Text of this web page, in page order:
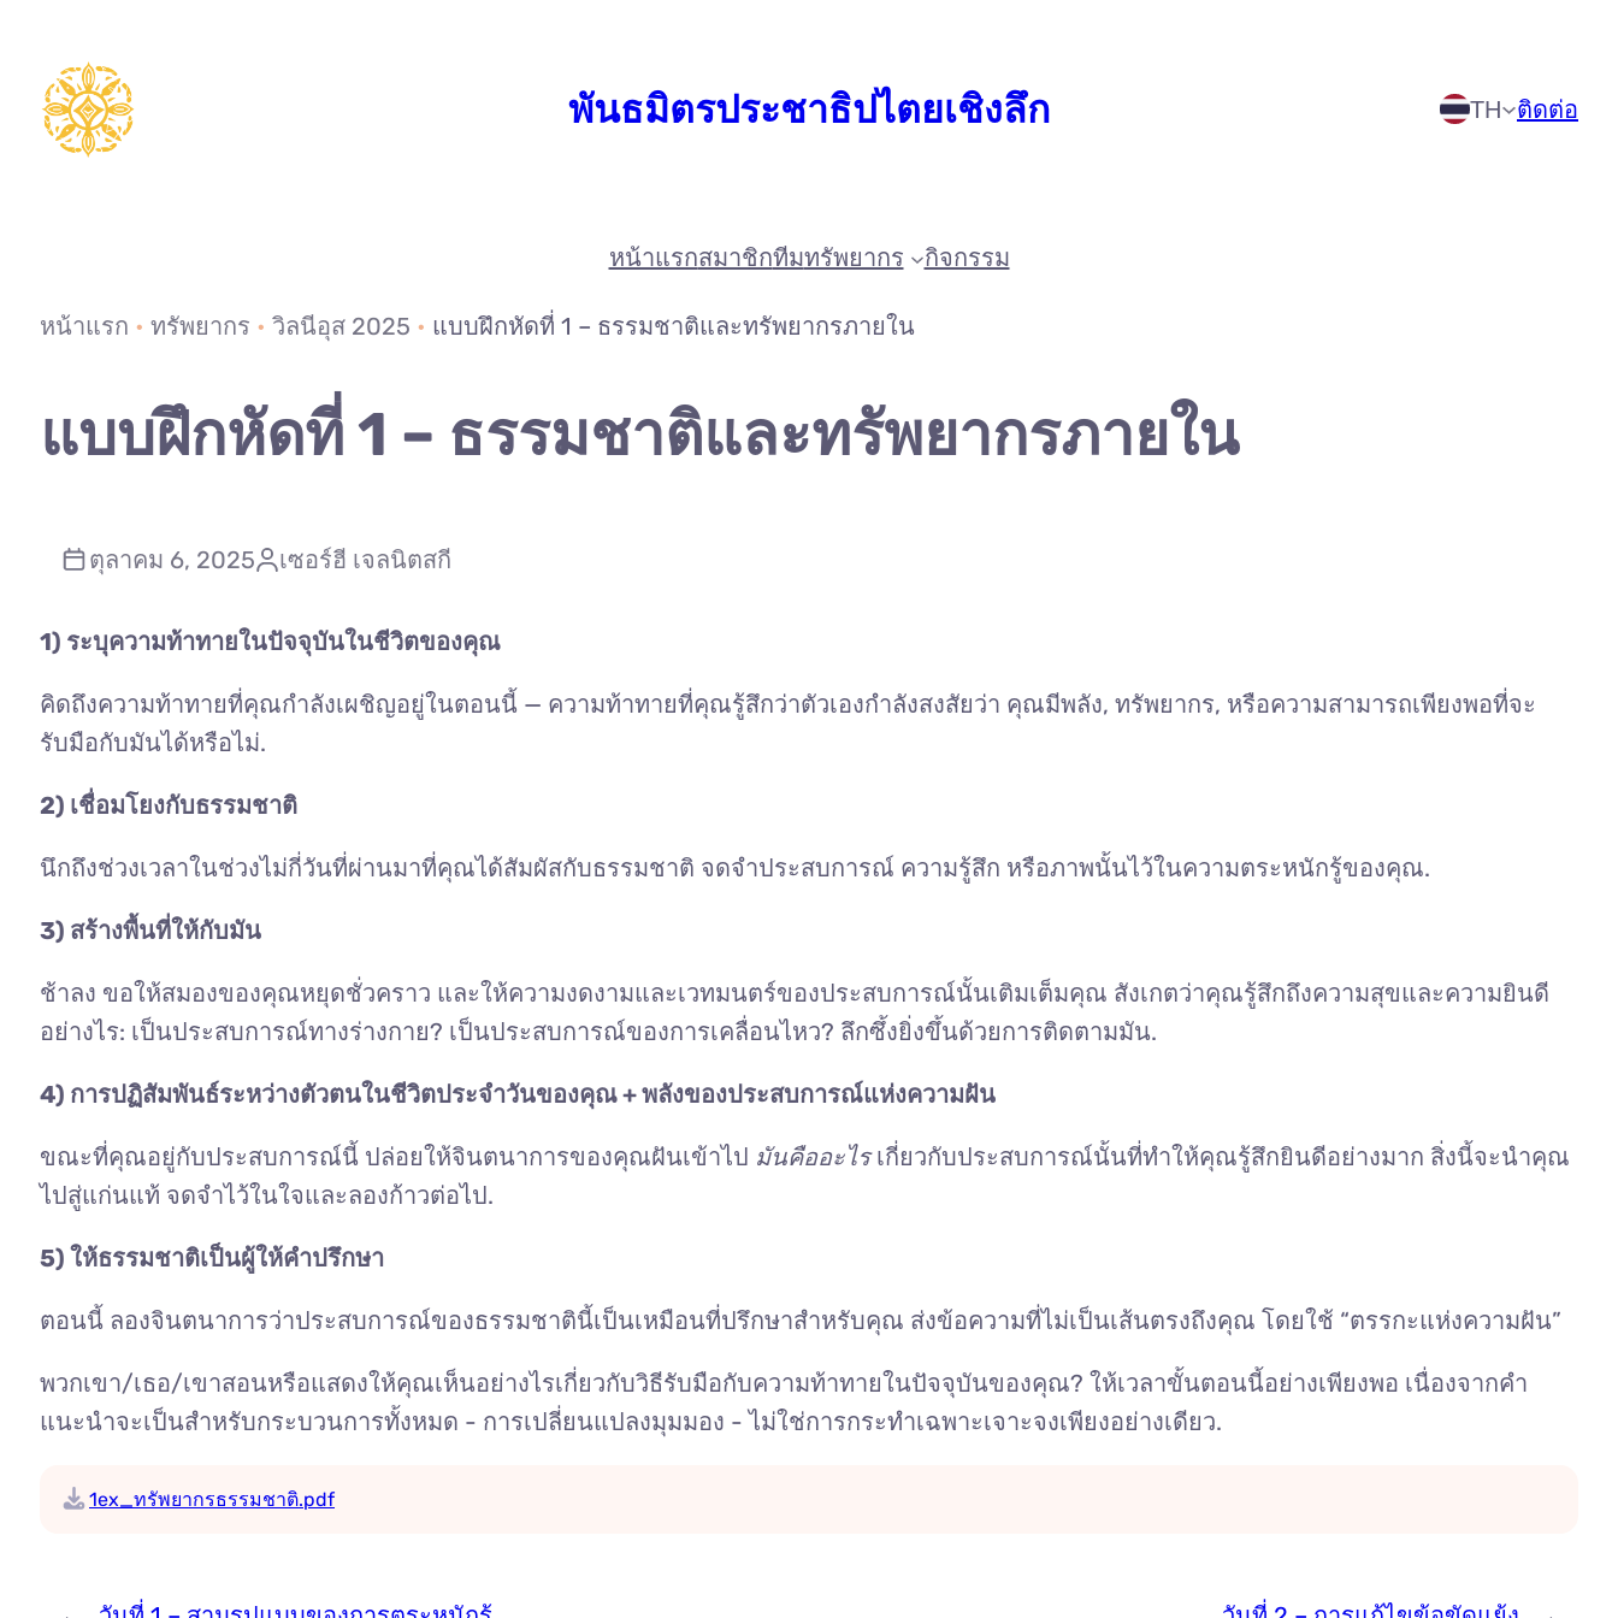
เนื้อหา
พันธมิตรประชาธิปไตยเชิงลึก TH ติดต่อ
หน้าแรกสมาชิกทีมทรัพยากร กิจกรรม
หน้าแรก • ทรัพยากร • วิลนีอุส 2025 • แบบฝึกหัดที่ 1 – ธรรมชาติและทรัพยากรภายใน
แบบฝึกหัดที่ 1 – ธรรมชาติและทรัพยากรภายใน
ตุลาคม 6, 2025 เซอร์ฮี เจลนิตสกี
1) ระบุความท้าทายในปัจจุบันในชีวิตของคุณ
คิดถึงความท้าทายที่คุณกำลังเผชิญอยู่ในตอนนี้ — ความท้าทายที่คุณรู้สึกว่าตัวเองกำลังสงสัยว่า คุณมีพลัง, ทรัพยากร, หรือความสามารถเพียงพอที่จะ
รับมือกับมันได้หรือไม่.
2) เชื่อมโยงกับธรรมชาติ
นึกถึงช่วงเวลาในช่วงไม่กี่วันที่ผ่านมาที่คุณได้สัมผัสกับธรรมชาติ จดจำประสบการณ์ ความรู้สึก หรือภาพนั้นไว้ในความตระหนักรู้ของคุณ.
3) สร้างพื้นที่ให้กับมัน
ช้าลง ขอให้สมองของคุณหยุดชั่วคราว และให้ความงดงามและเวทมนตร์ของประสบการณ์นั้นเติมเต็มคุณ สังเกตว่าคุณรู้สึกถึงความสุขและความยินดี
อย่างไร: เป็นประสบการณ์ทางร่างกาย? เป็นประสบการณ์ของการเคลื่อนไหว? ลึกซึ้งยิ่งขึ้นด้วยการติดตามมัน.
4) การปฏิสัมพันธ์ระหว่างตัวตนในชีวิตประจำวันของคุณ + พลังของประสบการณ์แห่งความฝัน
ขณะที่คุณอยู่กับประสบการณ์นี้ ปล่อยให้จินตนาการของคุณฝันเข้าไป มันคืออะไรเกี่ยวกับประสบการณ์นั้นที่ทำให้คุณรู้สึกยินดีอย่างมาก สิ่งนี้จะนำคุณ
ไปสู่แก่นแท้ จดจำไว้ในใจและลองก้าวต่อไป.
5) ให้ธรรมชาติเป็นผู้ให้คำปรึกษา
ตอนนี้ ลองจินตนาการว่าประสบการณ์ของธรรมชาตินี้เป็นเหมือนที่ปรึกษาสำหรับคุณ ส่งข้อความที่ไม่เป็นเส้นตรงถึงคุณ โดยใช้ “ตรรกะแห่งความฝัน”
พวกเขา/เธอ/เขาสอนหรือแสดงให้คุณเห็นอย่างไรเกี่ยวกับวิธีรับมือกับความท้าทายในปัจจุบันของคุณ? ให้เวลาขั้นตอนนี้อย่างเพียงพอ เนื่องจากคำ
แนะนำจะเป็นสำหรับกระบวนการทั้งหมด - การเปลี่ยนแปลงมุมมอง - ไม่ใช่การกระทำเฉพาะเจาะจงเพียงอย่างเดียว.
1ex_ทรัพยากรธรรมชาติ.pdf